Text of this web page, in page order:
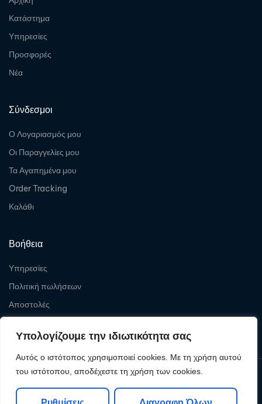
Υπολογίζουμε την ιδιωτικότητα σας
Αυτός ο ιστότοπος χρησιμοποιεί cookies. Με τη χρήση αυτού
του ιστότοπου, αποδέχεστε τη χρήση των cookies.
Κατάστημα
Υπηρεσίες
Προσφορές
Νέα
Σύνδεσμοι
Ο Λογαριασμός μου
Οι Παραγγελίες μου
Τα Αγαπημένα μου
Order Tracking
Καλάθι
Βοήθεια
Υπηρεσίες
Πολιτική πωλήσεων
Αποστολές
Copyright © 2026Levelcom| Powered by Levelcom